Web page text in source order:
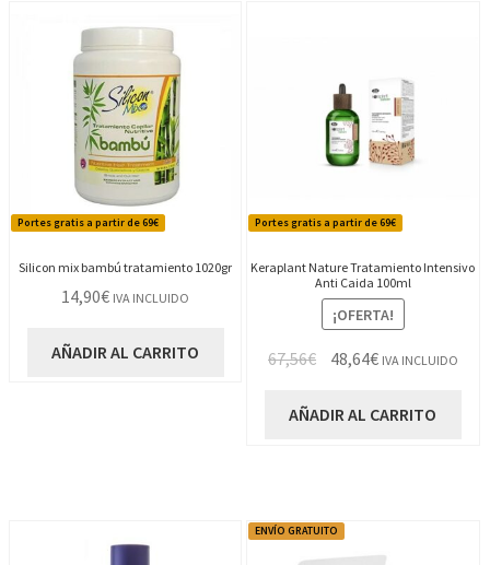
Portes gratis a partir de 69€
Silicon mix bambú tratamiento 1020gr
14,90€ IVA INCLUIDO
AÑADIR AL CARRITO
Portes gratis a partir de 69€
Keraplant Nature Tratamiento Intensivo
Anti Caida 100ml
¡OFERTA!
67,56€
El
original
48,64€El
actual
IVA INCLUIDO
AÑADIR AL CARRITO
ENVÍO GRATUITO